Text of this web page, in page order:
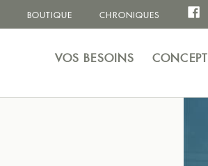
BOUTIQUE CHRONIQUES
VOS BESOINS CONCEPT